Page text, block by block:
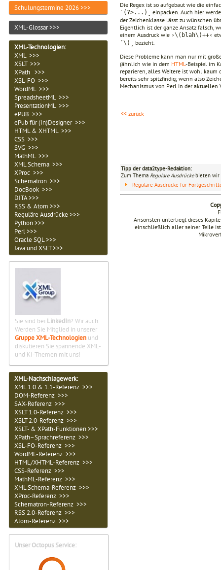
Schulungstermine 2026 >>>
XML-Glossar >>>
XML-Technologien:
XML >>>
XSLT >>>
XPath >>>
XSL-FO >>>
WordML >>>
SpreadsheetML >>>
PresentationML >>>
ePUB >>>
ePub für (In)Designer >>>
HTML & XHTML >>>
CSS >>>
SVG >>>
MathML >>>
XML Schema >>>
XProc >>>
Schematron >>>
DocBook >>>
DITA >>>
RSS & Atom >>>
Reguläre Ausdrücke >>>
Python >>>
Perl >>>
Oracle SQL >>>
Java und XSLT >>>
Sie sind bei LinkedIn? Wir auch.
Werden Sie Mitglied in unserer
Gruppe XML-Technologien und
diskutieren Sie spannende XML-
und KI-Themen mit uns!
XML-Nachschlagewerk:
XML 1.0 & 1.1-Referenz >>>
DOM-Referenz >>>
SAX-Referenz >>>
XSLT 1.0-Referenz >>>
XSLT 2.0-Referenz >>>
XSLT- & XPath-Funktionen >>>
XPath–Sprachreferenz >>>
XSL-FO-Referenz >>>
WordML-Referenz >>>
HTML/XHTML-Referenz >>>
CSS-Referenz >>>
MathML-Referenz >>>
XML Schema-Referenz >>>
XProc-Referenz >>>
Schematron-Referenz >>>
RSS 2.0-Referenz >>>
Atom-Referenz >>>
Unser Octopus Service:
Die Regex ist so aufgebaut wie die
˹(?>...)˼
einpacken. Auch hier
der Zeichenklasse lässt zu wünschen
Eigentlich ist der ganze Ansatz falsch,
einem Ausdruck wie ›\(blah\)++‹
˹\)˼
bezieht.
Diese Probleme kann man nur mit
(ähnlich wie in dem HTML -Beispiel im
reparieren, alles Weitere ist wohl kaum
bereits sehr spitzfindig; wenn also
Mechanismus von Perl in der aktuellen
<< zurück
Tipp der data2type-Redaktion:
Zum Thema Reguläre Ausdrückebieten wir
Reguläre Ausdrücke für
Ansonsten unterliegt dieses
einschließlich aller seiner Teile